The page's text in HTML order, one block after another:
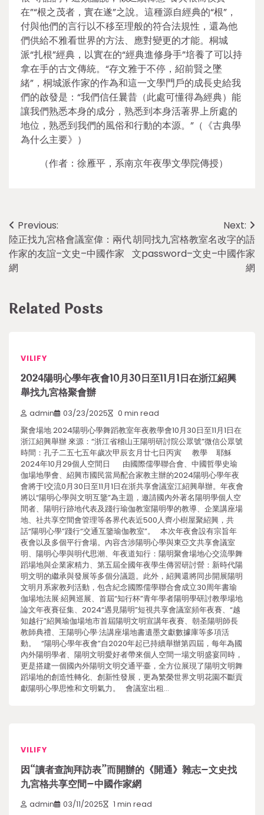
在”“根之茂者，實在遂”之說。這種源自經典的“根”，
付與他們的言行以不移至理般的符合法規性，還為他
們供給不雅看世界的方法、應對變更的才能。桐城
派“扎根”經典，以實在的“經典進修身手”培養了可以持
拿在手的古文傳統。“存文雅于不停，紹前賢之墜
緒”，桐城派作家的作為和這一文學門戶的成長史給我
們的啟發是：“我們信任曩昔（此處可懂得為經典）能
讓我們熟悉本身的成分，熟悉到本身活著界上所處的
地位，熟悉到我們的風俗和行動的本源。”（《古典學
為什么主要》）
（作者：徐雁平，系南京年夜學文學院傳授）
Post
navigation
Previous:
陸正找九宮格會議室偉：兩代
作家的友誼–文史–中國作家
網
Next:
胡同找九宮格教室名改字的語
文password–文史–中國作家
網
Related Posts
VILIFY
2024陽明心學年夜會10月30日至11月1日在浙江紹興
舉找九宮格聚會辦
admin 03/23/2025 0 min read
聚會場地 2024陽明心學舞蹈教室年夜教學會10月30日至11月1日在
浙江紹興舉辦 來源：“浙江省稽山王陽明研討院公眾號”微信公眾號
時間：孔子二五七五年歲次甲辰玄月廿七日丙寅 教學 耶穌
2024年10月29個人空間日 由國際儒學聯合會、中國哲學史瑜
伽場地學會、紹興市國民當局配合家教主辦的2024陽明心學年夜
會將于1交流0月30日至11月1日在浙共享會議室江紹興舉辦。年夜會
將以“陽明心學與文明互鑒”為主題，邀請國內外著名陽明學個人空
間者、陽明行跡地代表及踐行瑜伽教室陽明學的教導、企業講座場
地、社共享空間會管理等各界代表近500人齊小樹屋聚紹興，共
話“陽明心學”踐行“交通互鑒瑜伽教室”。 本次年夜會設有宗旨年
夜會以及多個平行會場。內容含涉陽明心學與東亞文共享會議室
明、陽明心學與明代思潮、年夜道知行：陽明聚會場地心交流學舞
蹈場地與企業家精力、第五屆全國年夜學生傳習研討營：新時代陽
明文明的繼承與發展等多個分議題。此外，紹興還將同步開展陽明
文明月系家教列活動，包含紀念國際儒學聯合會成立30周年書瑜
伽場地法展·紹興巡展、首屆“知行杯”青年學者陽明學研討教學場地
論文年夜賽征集、2024“遇見陽明”短視共享會議室頻年夜賽、“越
知越行”紹興瑜伽場地市首屆陽明文明宣講年夜賽、朝圣陽明師長
教師典禮、王陽明心學·法講座場地書遺墨文獻數據庫等多項活
動。 “陽明心學年夜會”自2020年起已持續舉辦第四屆，每年為國
內外陽明學者、陽明文明愛好者帶來個人空間一場文明盛宴同時，
更是搭建一個國內外陽明文明交通平臺，全方位展現了陽明文明舞
蹈場地的創造性轉化、創新性發展，更為繁榮世界文明花園不斷貢
獻陽明心學思惟和文明氣力。 會議室出租…
VILIFY
因“讀者查詢拜訪表”而開辦的《開通》雜志–文史找
九宮格共享空間–中國作家網
admin 03/11/2025 1 min read